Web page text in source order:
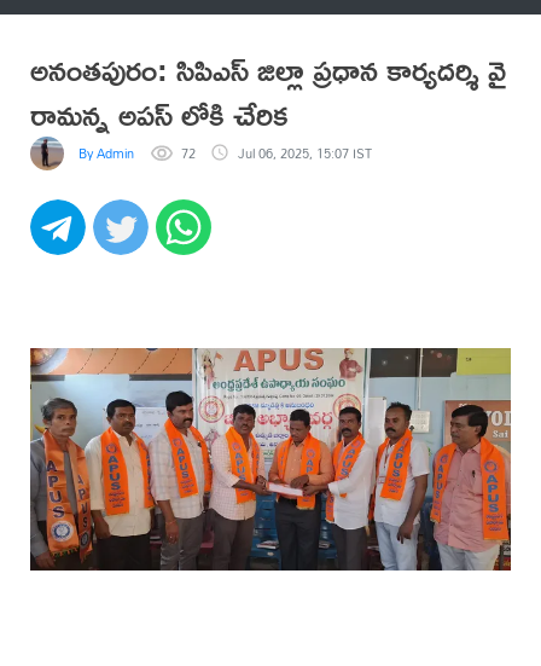
అనంతపురం: సిపిఎస్ జిల్లా ప్రధాన కార్యదర్శి వై
రామన్న అపస్ లోకి చేరిక
By Admin 72 Jul 06, 2025, 15:07 IST